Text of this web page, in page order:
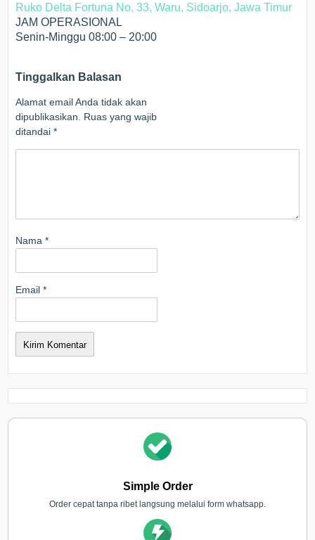
Ruko Delta Fortuna No. 33, Waru, Sidoarjo, Jawa Timur
JAM OPERASIONAL
Senin-Minggu 08:00 – 20:00
Tinggalkan Balasan
Alamat email Anda tidak akan
dipublikasikan.
Ruas yang wajib
ditandai*
Nama*
Email*
Simple Order
Order cepat tanpa ribet langsung melalui form whatsapp.